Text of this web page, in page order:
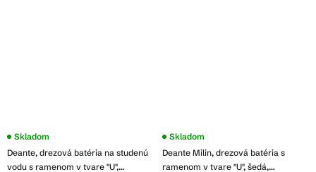
Deante, drezová batéria na studenú
vodu s ramenom v tvare "U",
Skladom
Deante Milin, drezová batéria s
ramenom v tvare "U", šedá,
Skladom